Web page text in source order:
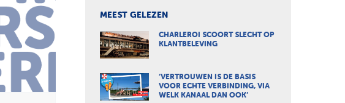
MEEST GELEZEN
CHARLEROI SCOORT SLECHT OP
KLANTBELEVING
‘VERTROUWEN IS DE BASIS
VOOR ECHTE VERBINDING, VIA
WELK KANAAL DAN OOK’